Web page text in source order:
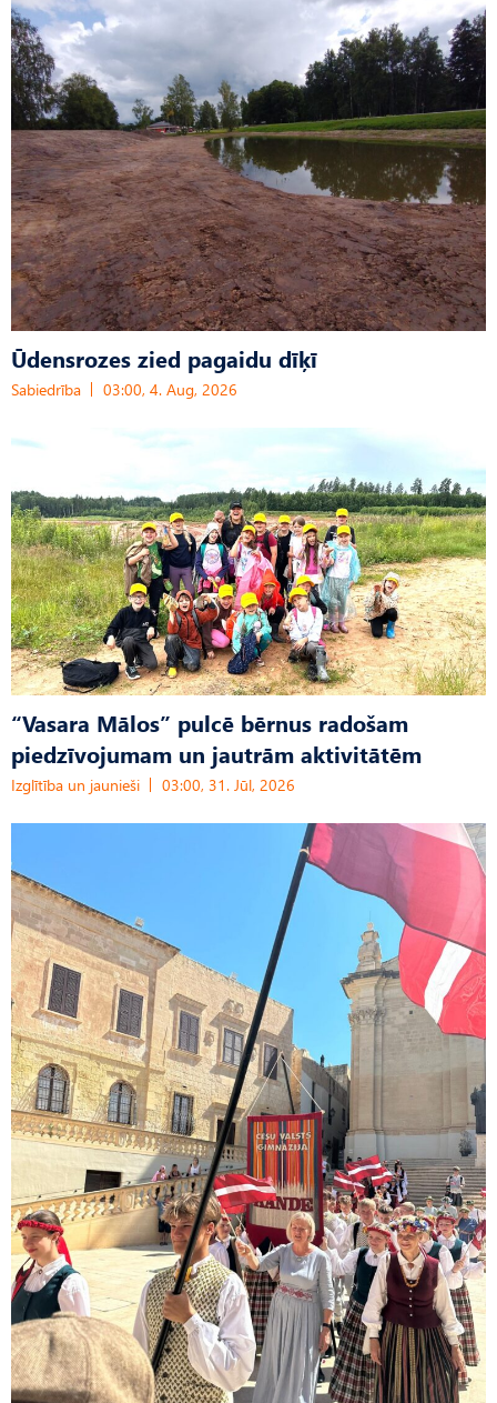
Ūdensrozes zied pagaidu dīķī
Sabiedrība 03:00, 4. Aug, 2026
“Vasara Mālos” pulcē bērnus radošam
piedzīvojumam un jautrām aktivitātēm
Izglītība un jaunieši 03:00, 31. Jūl, 2026